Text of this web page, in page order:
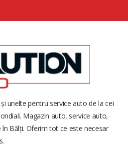
unelte pentru service auto de la cei
Magazin auto, service auto,
Bălți. Oferim tot ce este necesar